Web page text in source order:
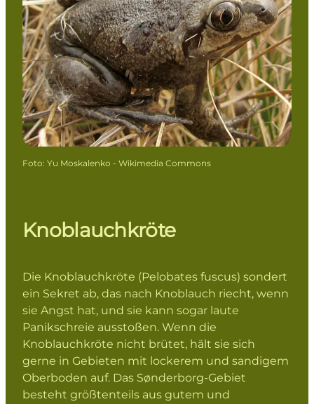
Foto: Yu Moskalenko - Wikimedia Commons
Knoblauchkröte
Die Knoblauchkröte (Pelobates fuscus) sondert
ein Sekret ab, das nach Knoblauch riecht, wenn
sie Angst hat, und sie kann sogar laute
Panikschreie ausstoßen. Wenn die
Knoblauchkröte nicht brütet, hält sie sich
gerne in Gebieten mit lockerem und sandigem
Oberboden auf. Das Sønderborg-Gebiet
besteht größtenteils aus gutem und